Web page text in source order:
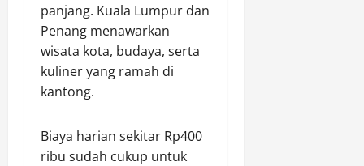
panjang. Kuala Lumpur dan
Penang menawarkan
wisata kota, budaya, serta
kuliner yang ramah di
kantong.
Biaya harian sekitar Rp400
ribu sudah cukup untuk